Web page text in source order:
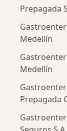
Prepagada
Medellín
Medellín
Prepagada